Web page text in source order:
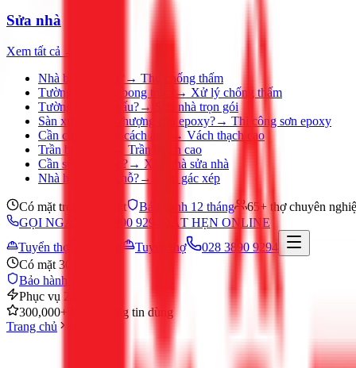
Sửa nhà
Xem tất cả →
Nhà bị thấm dột?
→ Thợ chống thấm
Tường ẩm mốc, bong tróc?
→ Xử lý chống thấm
Tường nhà cũ, xấu?→
Sơn nhà trọn gói
Sàn xưởng, sân thượng cần epoxy?→ Thi công sơn epoxy
Cần chia phòng, cách âm?
→ Vách thạch cao
Trần bị ố, nứt?
Trần thạch cao
Cần sửa nhà gấp?→ Xây nhà sửa nhà
Nhà hẹp, thiếu chỗ?→ Làm gác xép
Có mặt trong 30 phút Bảo hành 12 tháng
65+ thợ chuyên
GỌI NGAY 028 3890 9294
ĐẶT HẸN ONLINE
Tuyển thợ
Tuyển thợ
028 3890 9294
Có mặt 30 phút
Bảo hành 12 tháng
Phục vụ 24/7
300,000+ khách hàng tin dùng
Trang chủ